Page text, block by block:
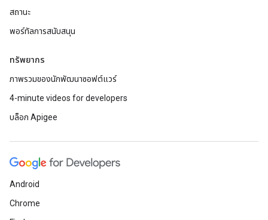
สถานะ
พอร์ทัลการสนับสนุน
ทรัพยากร
ภาพรวมของนักพัฒนาซอฟต์แวร์
4-minute videos for developers
บล็อก Apigee
Android
Chrome